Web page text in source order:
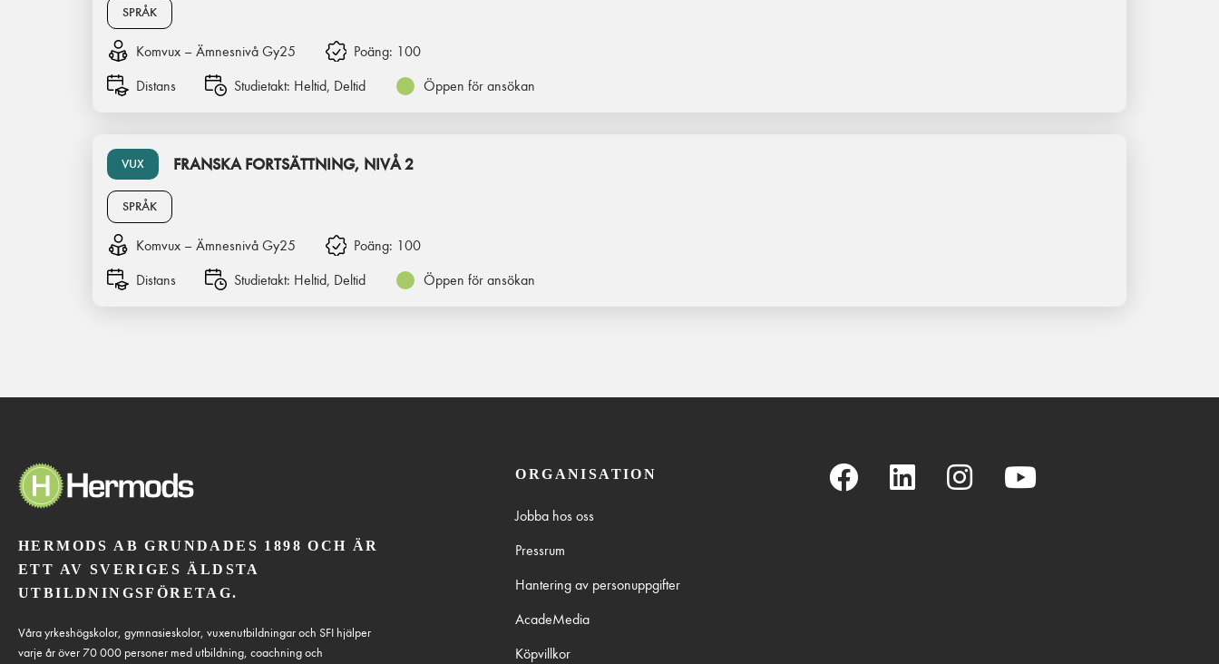
SPRÅK
Komvux – Ämnesnivå Gy25 Poäng: 100
Distans
Studietakt: Heltid, Deltid Öppen för ansökan
VUX FRANSKA FORTSÄTTNING, NIVÅ 2
SPRÅK
Komvux – Ämnesnivå Gy25 Poäng: 100
Distans
Studietakt: Heltid, Deltid Öppen för ansökan
HERMODS AB GRUNDADES 1898 OCH ÄR
ETT AV SVERIGES ÄLDSTA
UTBILDNINGSFÖRETAG.
Våra yrkeshögskolor, gymnasieskolor, vuxenutbildningar och SFI hjälper
varje år över 70 000 personer med utbildning, coachning och
ORGANISATION
Jobba hos oss
Pressrum
Hantering av personuppgifter
AcadeMedia
Köpvillkor